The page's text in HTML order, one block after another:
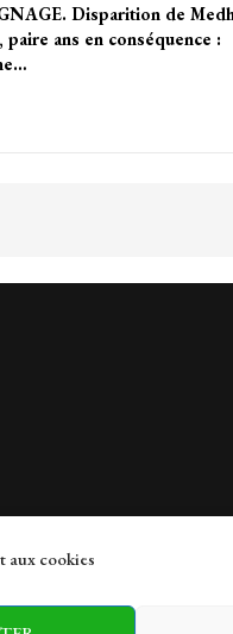
aux cookies
Disparition de
ans en conséquence :